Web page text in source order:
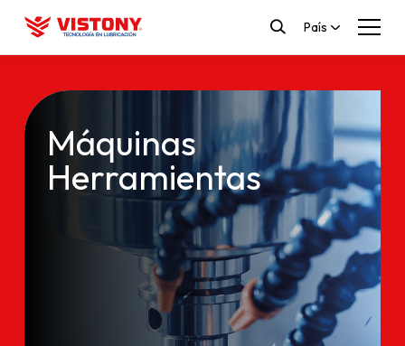
País
Máquinas
Herramientas